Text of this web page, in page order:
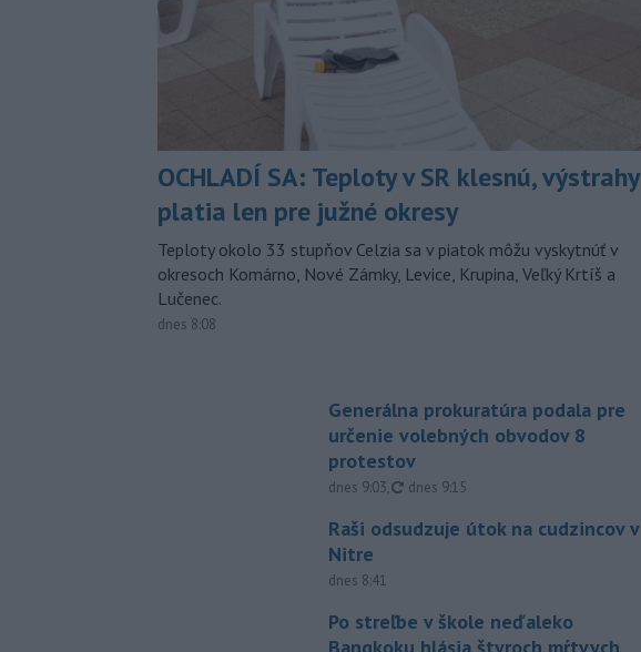
OCHLADÍ SA: Teploty v SR klesnú, výstrahy
platia len pre južné okresy
Teploty okolo 33 stupňov Celzia sa v piatok môžu vyskytnúť v
okresoch Komárno, Nové Zámky, Levice, Krupina, Veľký Krtíš a
Lučenec.
dnes 8:08
Generálna prokuratúra podala pre
určenie volebných obvodov 8
protestov
dnes 9:03, aktualizované
dnes 9:15
Raši odsudzuje útok na cudzincov v
Nitre
dnes 8:41
Po streľbe v škole neďaleko